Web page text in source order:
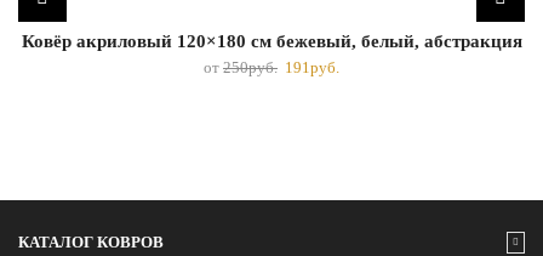
Ковёр акриловый 120×180 см бежевый, белый, абстракция
от 250руб. 191 руб.
КАТАЛОГ КОВРОВ